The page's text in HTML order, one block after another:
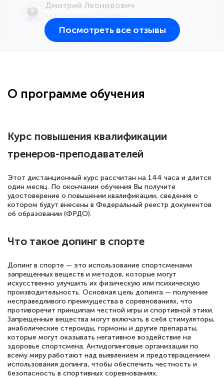
Дмитрий Леонидович
большое количество методических
Знаток города 5 уровня
18 марта 2026
Выражаю благодарность за курс
русскому языку и литературе". Много
полезных материалов помогли
подготовиться к тестированию. Это
книги, методические рекомендации,
статьи. Времени на подготовку
достаточно. Курс помогает пройти
аттестацию в школе. Спасибо!
Посмотреть все отзывы
О программе обучения
Курс повышения квалификации
тренеров-преподавателей
Этот дистанционный курс рассчитан на 144 часа и длится
один месяц. По окончании обучения Вы получите
удостоверение о повышении квалификации, сведения о
котором будут внесены в Федеральный реестр документов
об образовании (ФРДО).
Что такое допинг в спорте
Допинг в спорте — это использование спортсменами
запрещенных веществ и методов, которые могут
искусственно улучшить их физическую или психическую
производительность. Основная цель допинга — получение
несправедливого преимущества в соревнованиях, что
противоречит принципам честной игры и спортивной этики.
Запрещенные вещества могут включать в себя стимуляторы,
анаболические стероиды, гормоны и другие препараты,
которые могут оказывать негативное воздействие на
здоровье спортсмена. Антидопинговые организации по
всему миру работают над выявлением и предотвращением
использования допинга, чтобы обеспечить честность и
безопасность в спортивных соревнованиях.